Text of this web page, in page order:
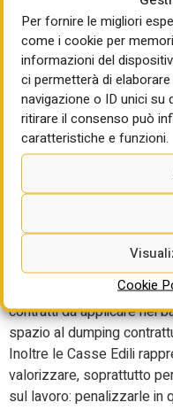
Per fornire le migliori
come i cookie per
informazioni del
ci permetterà di
navigazione o ID unici
ritirare il consenso può
caratteristiche e funzioni.
Cookie
essere questa
stesso. Non ci deve
Levata di scudi a difesa
delle cooperative. “È
scoprire dal testo del
Gazzetta ufficiale la
che definiscono
di riferimento da
Andrea Laguardia,
Produzione e Servizi.
testo. Serve – chiede –
modifica, altrimenti non
intenzionale la decisione
contratti da applicare nei
spazio al dumping
Inoltre le Casse Edili
valorizzare, soprattutto
sul lavoro: penalizzarle in